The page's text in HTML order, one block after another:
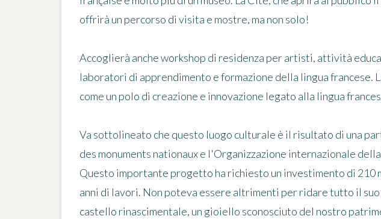
offrirà un percorso di visita e mostre, ma non solo!
Accoglierà anche workshop di residenza per artisti, attività
laboratori di apprendimento e formazione della lingua francese.
come un polo di creazione e innovazione legato alla lingua
Va sottolineato che questo luogo culturale è il risultato di una
des monuments nationaux e l'Organizzazione internazionale
Questo importante progetto ha richiesto un investimento di 210
anni di lavori. Non poteva essere altrimenti per ridare tutto il
castello rinascimentale, un gioiello sconosciuto del nostro